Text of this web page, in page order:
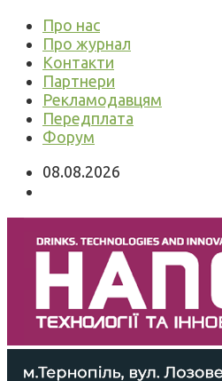
Про нас
Про журнал
Контакти
Партнери
Рекламодавцям
Передплата
Форум
08.08.2026